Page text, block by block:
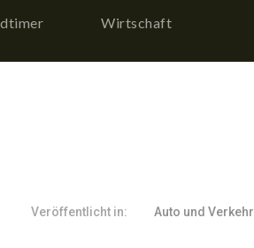
Wirtschaft
Veröffentlicht in: Auto und Verkehr